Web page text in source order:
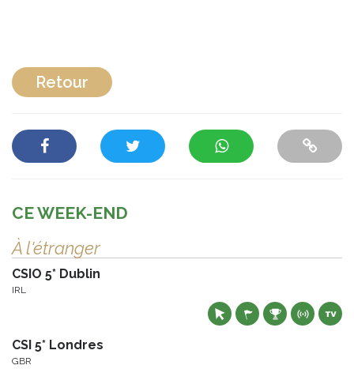
Retour
CE WEEK-END
À l'étranger
CSIO 5* Dublin
IRL
CSI 5* Londres
GBR